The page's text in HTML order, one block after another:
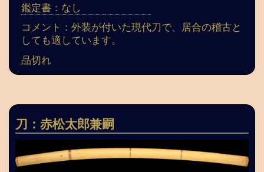
鑑定書：なし
コメント：外装が付いた現代刀で、居合の稽古と
しても適しています。
品切れ
刀：赤松太郎兼嗣